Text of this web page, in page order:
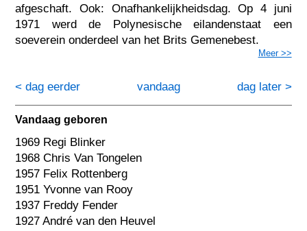
afgeschaft. Ook: Onafhankelijkheidsdag. Op 4 juni
1971 werd de Polynesische eilandenstaat een
soeverein onderdeel van het Brits Gemenebest.
Meer >>
< dag eerder dag later >
vandaag
Vandaag geboren
1969 Regi Blinker
1968 Chris Van Tongelen
1957 Felix Rottenberg
1951 Yvonne van Rooy
1937 Freddy Fender
1927 André van den Heuvel